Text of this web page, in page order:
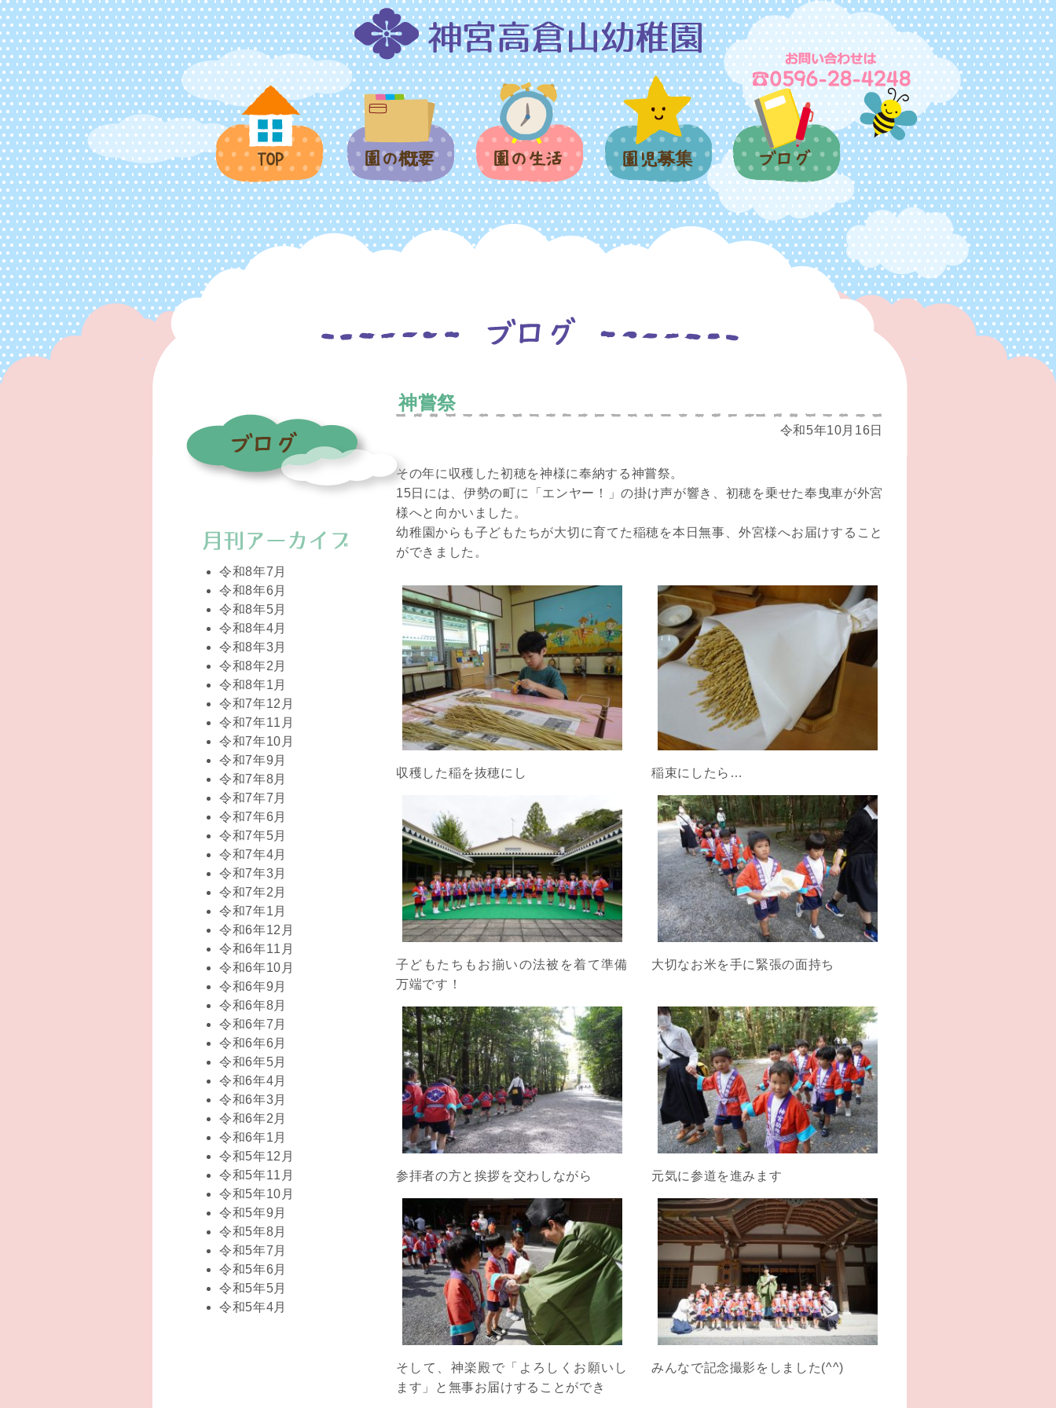
神嘗祭
令和5年10月16日
その年に収穫した初穂を神様に奉納する神嘗祭。
15日には、伊勢の町に「エンヤー！」の掛け声が響き、初穂を乗せた奉曳車が外宮
様へと向かいました。
幼稚園からも子どもたちが大切に育てた稲穂を本日無事、外宮様へお届けすること
ができました。
収穫した稲を抜穂にし 稲束にしたら…
子どもたちもお揃いの法被を着て準備
万端です！
大切なお米を手に緊張の面持ち
参拝者の方と挨拶を交わしながら 元気に参道を進みます
そして、神楽殿で「よろしくお願いし
ます」と無事お届けすることができ
みんなで記念撮影をしました(^^)
令和8年7月
令和8年6月
令和8年5月
令和8年4月
令和8年3月
令和8年2月
令和8年1月
令和7年12月
令和7年11月
令和7年10月
令和7年9月
令和7年8月
令和7年7月
令和7年6月
令和7年5月
令和7年4月
令和7年3月
令和7年2月
令和7年1月
令和6年12月
令和6年11月
令和6年10月
令和6年9月
令和6年8月
令和6年7月
令和6年6月
令和6年5月
令和6年4月
令和6年3月
令和6年2月
令和6年1月
令和5年12月
令和5年11月
令和5年10月
令和5年9月
令和5年8月
令和5年7月
令和5年6月
令和5年5月
令和5年4月